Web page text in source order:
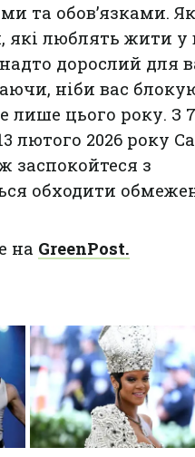
та обов’язками. Як
які люблять жити у
дорослий для
ніби вас
лише цього року. З 7
лютого 2026 року
заспокойтеся з
обходити
на GreenPost.